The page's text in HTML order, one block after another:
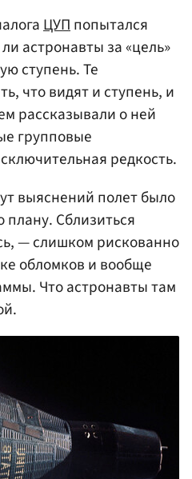
ЦУПпопытался
астронавты за «цель»
ступень. Те
что видят и ступень, и
рассказывали о ней
групповые
редкость.
выяснений полет было
Сблизиться
— слишком рискованно
обломков и вообще
Что астронавты там